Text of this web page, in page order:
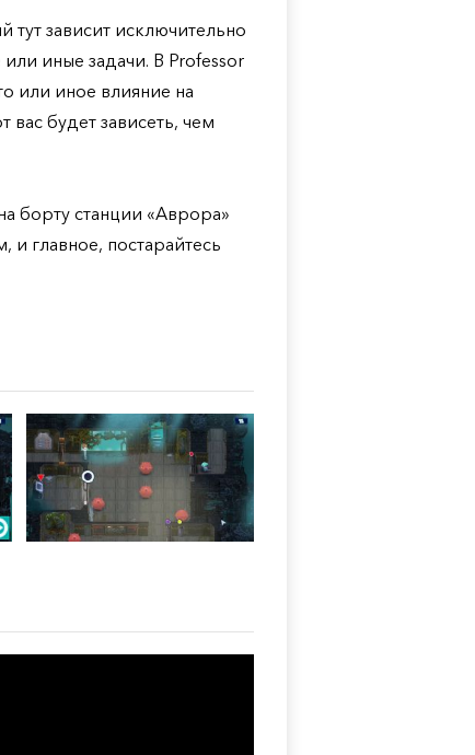
тут зависит исключительно
иные задачи. В Professor
или иное влияние на
будет зависеть, чем
борту станции «Аврора»
и главное, постарайтесь